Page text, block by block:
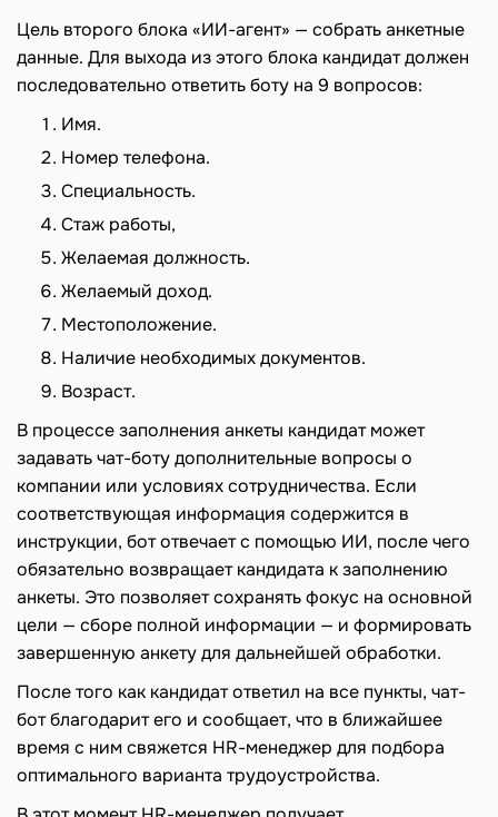
Цель второго блока «ИИ-агент» — собрать анкетные
данные. Для выхода из этого блока кандидат должен
последовательно ответить боту на 9 вопросов:
Имя.
Номер телефона.
Специальность.
Стаж работы,
Желаемая должность.
Желаемый доход.
Местоположение.
Наличие необходимых документов.
Возраст.
В процессе заполнения анкеты кандидат может
задавать чат-боту дополнительные вопросы о
компании или условиях сотрудничества. Если
соответствующая информация содержится в
инструкции, бот отвечает с помощью ИИ, после чего
обязательно возвращает кандидата к заполнению
анкеты. Это позволяет сохранять фокус на основной
цели — сборе полной информации — и формировать
завершенную анкету для дальнейшей обработки.
После того как кандидат ответил на все пункты, чат-
бот благодарит его и сообщает, что в ближайшее
время с ним свяжется HR-менеджер для подбора
оптимального варианта трудоустройства.